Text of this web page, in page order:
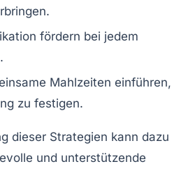
fördern bei jedem
Mahlzeiten einführen,
zu festigen.
dieser Strategien kann dazu
und unterstützende